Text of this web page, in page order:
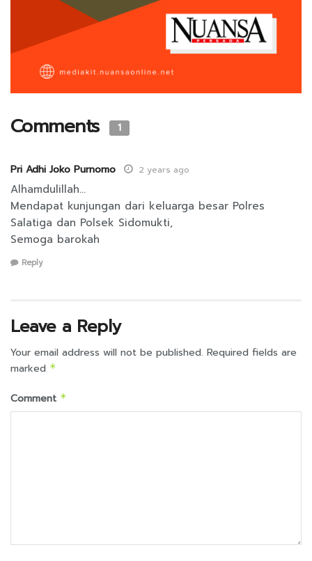
Comments 1
Pri Adhi Joko Purnomo 2 years ago
Alhamdulillah…
Mendapat kunjungan dari keluarga besar Polres
Salatiga dan Polsek Sidomukti,
Semoga barokah
Reply
Leave a Reply
Your email address will not be published. Required fields are
marked *
Comment *